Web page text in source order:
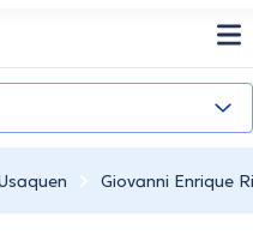
Giovanni Enrique